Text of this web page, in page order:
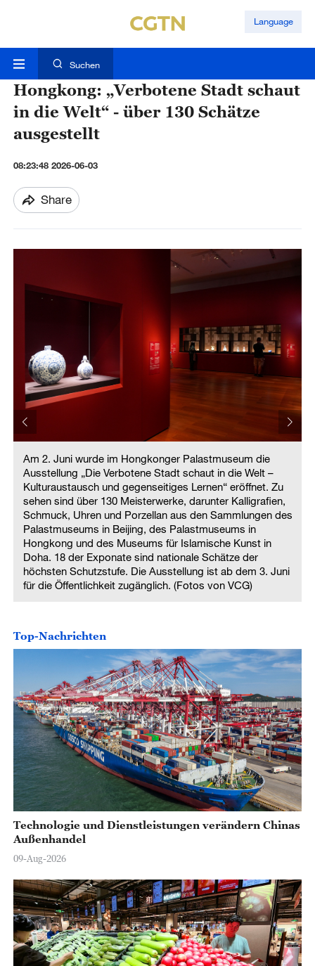
Language
Suchen
Hongkong: „Verbotene Stadt schaut
in die Welt“ - über 130 Schätze
ausgestellt
08:23:48 2026-06-03
Share
Am 2. Juni wurde im Hongkonger Palastmuseum die
Ausstellung „Die Verbotene Stadt schaut in die Welt –
Kulturaustausch und gegenseitiges Lernen“ eröffnet. Zu
sehen sind über 130 Meisterwerke, darunter Kalligrafien,
Schmuck, Uhren und Porzellan aus den Sammlungen des
Palastmuseums in Beijing, des Palastmuseums in
Hongkong und des Museums für Islamische Kunst in
Doha. 18 der Exponate sind nationale Schätze der
höchsten Schutzstufe. Die Ausstellung ist ab dem 3. Juni
für die Öffentlichkeit zugänglich. (Fotos von VCG)
Top-Nachrichten
Technologie und Dienstleistungen verändern Chinas
Außenhandel
09-Aug-2026